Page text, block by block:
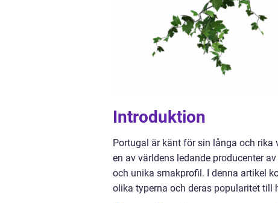
Introduktion
Portugal är känt för sin långa och rika
en av världens ledande producenter
och unika smakprofil. I denna artikel
olika typerna och deras popularitet till